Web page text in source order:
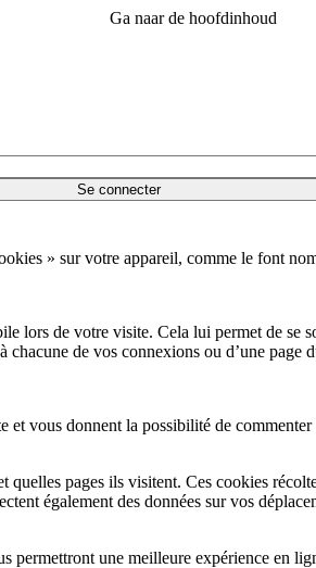
Ga naar de hoofdinhoud
Se connecter
» sur votre appareil, comme le font
lors de votre visite. Cela lui permet de se
de vos connexions ou d’une page
vous donnent la possibilité de
pages ils visitent. Ces cookies
également des données sur vos
permettront une meilleure expérience en